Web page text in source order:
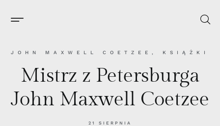
JOHN MAXWELL COETZEE , KSIĄŻKI
Mistrz z Petersburga
John Maxwell Coetzee
21 SIERPNIA